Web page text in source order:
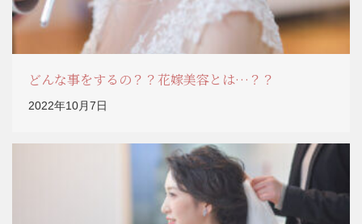
どんな事をするの？？花嫁美容とは…？？
2022年10月7日